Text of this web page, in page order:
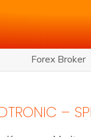
Forex Broker
–